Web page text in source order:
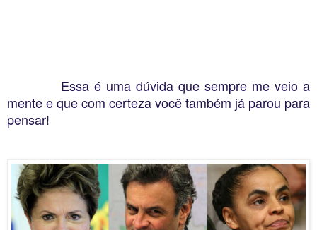
Essa é uma dúvida que sempre me veio a
mente e que com certeza você também já parou para
pensar!